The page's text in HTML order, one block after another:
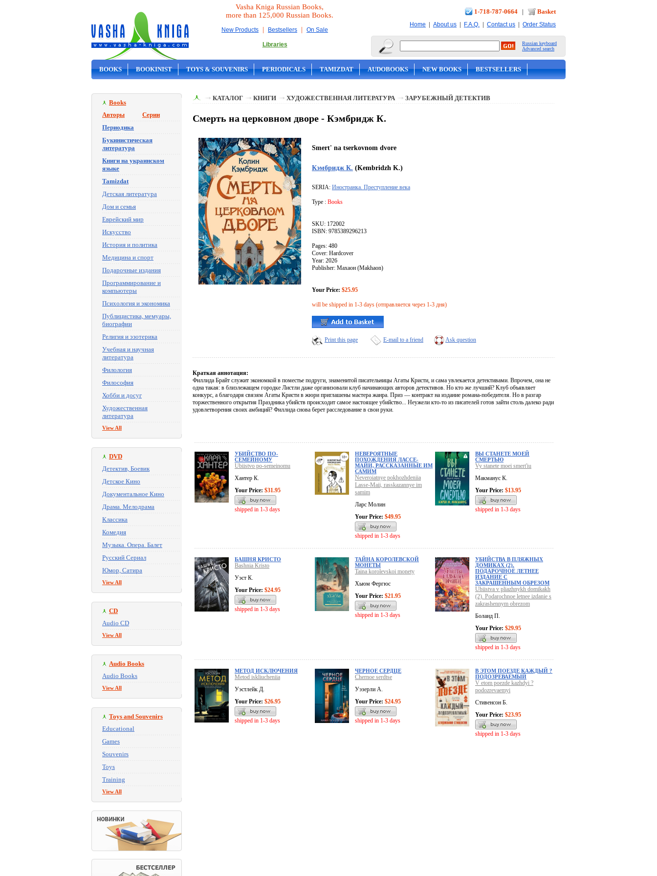
Vasha Kniga Russian Books,
more than 125,000 Russian Books.
New Products | Bestsellers | On Sale
Libraries
1-718-787-0664 | Basket
Home | About us | F.A.Q. | Contact us | Order Status
Russian keyboard
Advanced search
BOOKS BOOKINIST TOYS & SOUVENIRS PERIODICALS TAMIZDAT AUDOBOOKS NEW BOOKS BESTSELLERS
Books
Авторы
Серии
Периодика
Букинистическая
литература
Книги на украинском
языке
Tamizdat
Детская литература
Дом и семья
Еврейский мир
Искусство
История и политика
Медицина и спорт
Подарочные издания
Программирование и
компьютеры
Психология и экономика
Публицистика, мемуары,
биографии
Религия и эзотерика
Учебная и научная
литература
Филология
Философия
Хобби и досуг
Художественная
литература
View All
DVD
Детектив, Боевик
Детское Кино
Документальное Кино
Драма. Мелодрама
Классика
Комедия
Музыка. Опера. Балет
Русский Сериал
Юмор, Сатира
View All
CD
Audio CD
View All
Audio Books
Audio Books
View All
Toys and Souvenirs
Educational
Games
Souvenirs
Toys
Training
View All
КАТАЛОГ КНИГИ ХУДОЖЕСТВЕННАЯ ЛИТЕРАТУРА ЗАРУБЕЖНЫЙ ДЕТЕКТИВ
Смерть на церковном дворе - Кэмбридж К.
Smert' na tserkovnom dvore
Кэмбридж К. (Kembridzh K.)
SERIA: Иностранка. Преступление века
Type : Books
SKU: 172002
ISBN: 9785389296213
Pages: 480
Cover: Hardcover
Year: 2026
Publisher: Махаон (Makhaon)
Your Price: $25.95
will be shipped in 1-3 days (отправляется через 1-3 дня)
Print this page E-mail to a friend Ask question
Краткая аннотация:
Филлида Брайт служит экономкой в поместье подруги, знаменитой писательницы Агаты Кристи, и сама увлекается детективами. Впрочем, она не
одна такая: в близлежащем городке Листли даже организовали клуб начинающих авторов детективов. Но кто же лучший? Клуб объявляет
конкурс, а благодаря связям Агаты Кристи в жюри приглашены мастера жанра. Приз — контракт на издание романа-победителя. Но в разгар
торжественного открытия Праздника убийств происходит самое настоящее убийство... Неужели кто-то из писателей готов зайти столь далеко ради
удовлетворения своих амбиций? Филлида снова берет расследование в свои руки.
УБИЙСТВО ПО-
СЕМЕЙНОМУ
Ubiistvo po-semeinomu
Хантер К.
Your Price: $31.95
shipped in 1-3 days
НЕВЕРОЯТНЫЕ
ПОХОЖДЕНИЯ ЛАССЕ-
МАЙИ, РАССКАЗАННЫЕ ИМ
САМИМ
Neveroiatnye pokhozhdeniia
Lasse-Maii, rasskazannye im
samim
Ларс Молин
Your Price: $49.95
shipped in 1-3 days
ВЫ СТАНЕТЕ МОЕЙ
СМЕРТЬЮ
Vy stanete moei smert'iu
Макманус К.
Your Price: $13.95
shipped in 1-3 days
БАШНЯ КРИСТО
Bashnia Kristo
Уэст К.
Your Price: $24.95
shipped in 1-3 days
ТАЙНА КОРОЛЕВСКОЙ
МОНЕТЫ
Taina korolevskoi monety
Хьюм Фергюс
Your Price: $21.95
shipped in 1-3 days
УБИЙСТВА В ПЛЯЖНЫХ
ДОМИКАХ (2).
ПОДАРОЧНОЕ ЛЕТНЕЕ
ИЗДАНИЕ С
ЗАКРАШЕННЫМ ОБРЕЗОМ
Ubiistva v pliazhnykh domikakh
(2). Podarochnoe letnee izdanie s
zakrashennym obrezom
Боланд П.
Your Price: $29.95
shipped in 1-3 days
МЕТОД ИСКЛЮЧЕНИЯ
Metod iskliucheniia
Уэстлейк Д.
Your Price: $26.95
shipped in 1-3 days
ЧЕРНОЕ СЕРДЦЕ
Chernoe serdtse
Уэзерли А.
Your Price: $24.95
shipped in 1-3 days
В ЭТОМ ПОЕЗДЕ КАЖДЫЙ ?
ПОДОЗРЕВАЕМЫЙ
V etom poezde kazhdyi ?
podozrevaemyi
Стивенсон Б.
Your Price: $23.95
shipped in 1-3 days